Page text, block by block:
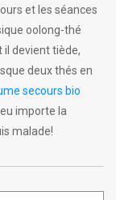
et les séances
oolong-thé
il devient tiède,
deux thés en
secours bio
importe la
malade!